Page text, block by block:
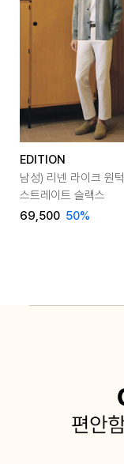
EDITION
남성) 리넨 라이크 원턱
스트레이트 슬랙스
69,500 50%